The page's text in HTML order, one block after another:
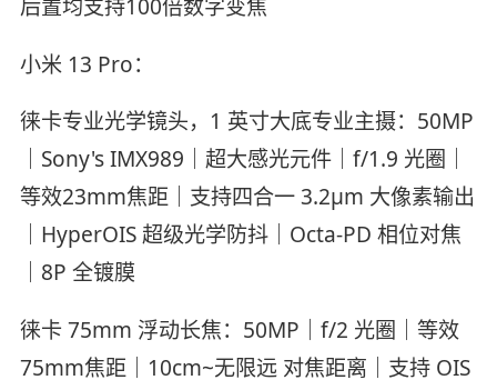
后置均支持100倍数字变焦
小米 13 Pro：
徕卡专业光学镜头，1 英寸大底专业主摄：50MP
｜Sony's IMX989｜超大感光元件｜f/1.9 光圈｜
等效23mm焦距｜支持四合一 3.2μm 大像素输出
｜HyperOIS 超级光学防抖｜Octa-PD 相位对焦
｜8P 全镀膜
徕卡 75mm 浮动长焦：50MP｜f/2 光圈｜等效
75mm焦距｜10cm~无限远 对焦距离｜支持 OIS